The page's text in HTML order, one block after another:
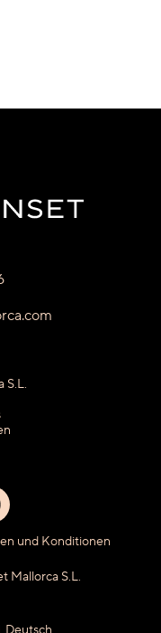
S.L.
und Konditionen
Mallorca S.L.